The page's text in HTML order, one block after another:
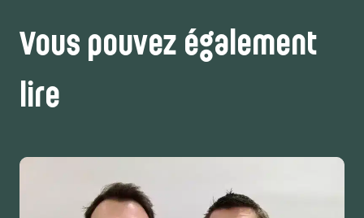
Vous pouvez également
lire